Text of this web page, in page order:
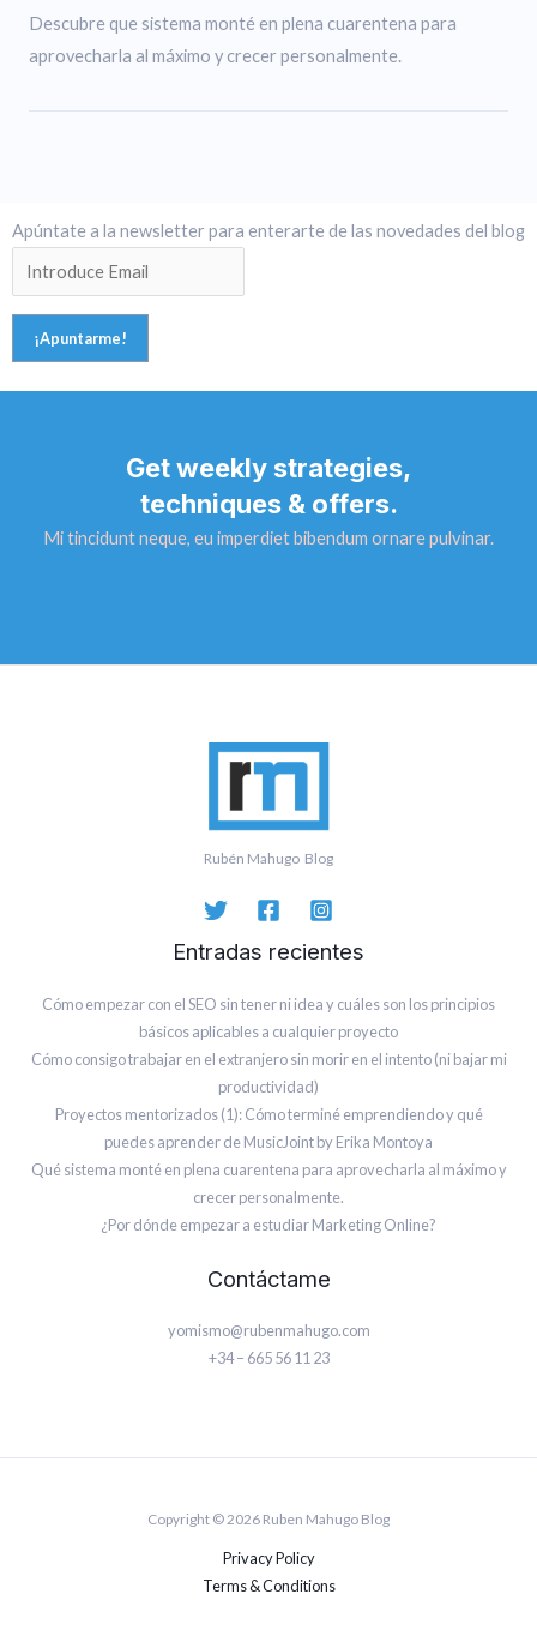
Descubre que sistema monté en plena cuarentena para
aprovecharla al máximo y crecer personalmente.
Apúntate a la newsletter para enterarte de las novedades del blog
Get weekly strategies,
techniques & offers.
Mi tincidunt neque, eu imperdiet bibendum ornare pulvinar.
Rubén Mahugo Blog
Entradas recientes
Cómo empezar con el SEO sin tener ni idea y cuáles son los principios
básicos aplicables a cualquier proyecto
Cómo consigo trabajar en el extranjero sin morir en el intento (ni bajar mi
productividad)
Proyectos mentorizados (1): Cómo terminé emprendiendo y qué
puedes aprender de MusicJoint by Erika Montoya
Qué sistema monté en plena cuarentena para aprovecharla al máximo y
crecer personalmente.
¿Por dónde empezar a estudiar Marketing Online?
Contáctame
yomismo@rubenmahugo.com
+34 – 665 56 11 23
Copyright © 2026 Ruben Mahugo Blog
Privacy Policy
Terms & Conditions